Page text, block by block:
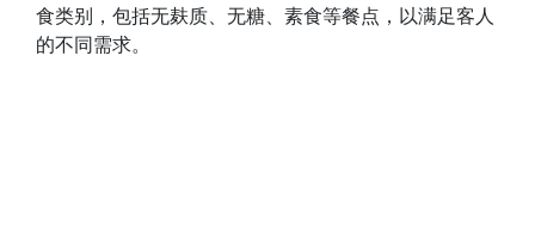
食类别，包括无麸质、无糖、素食等餐点，以满足客人
的不同需求。